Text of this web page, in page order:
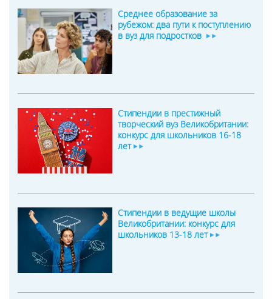
Среднее образование за
рубежом: два пути к поступлению
в вуз для подростков
Стипендии в престижный
творческий вуз Великобритании:
конкурс для школьников 16-18
лет
Стипендии в ведущие школы
Великобритании: конкурс для
школьников 13-18 лет